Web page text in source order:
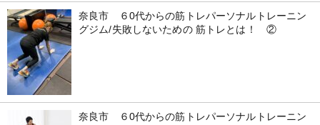
奈良市 ６0代からの筋トレパーソナルトレーニン
グジム/失敗しないための 筋トレとは！ ②
奈良市 ６0代からの筋トレパーソナルトレーニン